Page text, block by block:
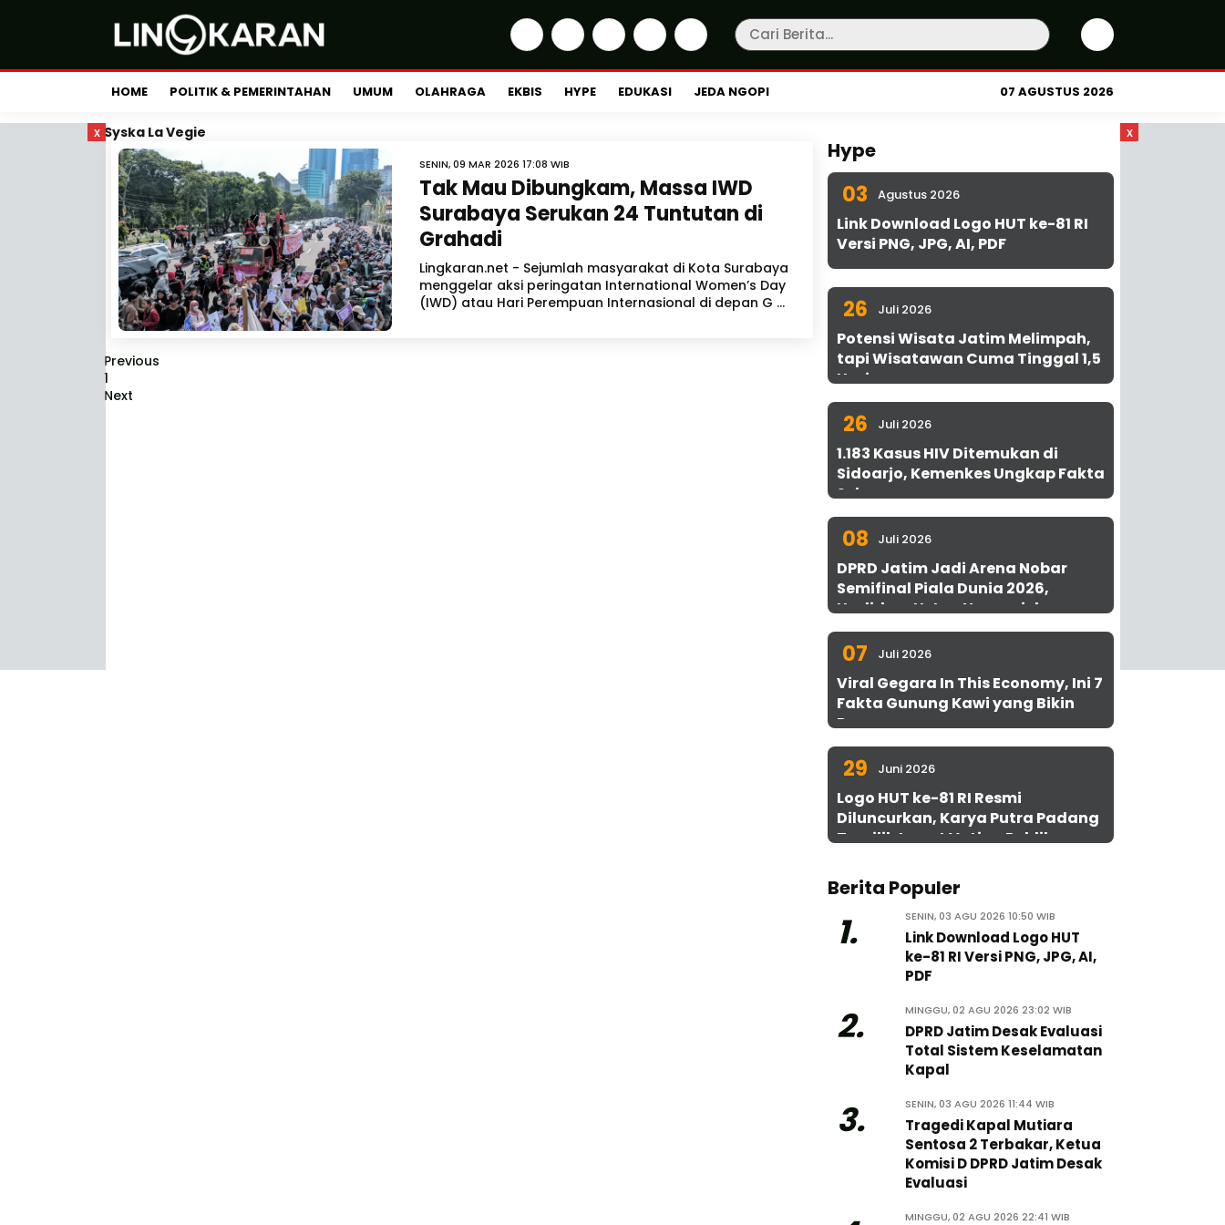
HOME POLITIK & PEMERINTAHAN UMUM OLAHRAGA EKBIS HYPE EDUKASI JEDA NGOPI 07 AGUSTUS 2026
x x
Syska La Vegie
SENIN, 09 MAR 2026 17:08 WIB
Tak Mau Dibungkam, Massa IWD
Surabaya Serukan 24 Tuntutan di
Grahadi
Lingkaran.net - Sejumlah masyarakat di Kota Surabaya
menggelar aksi peringatan International Women’s Day
(IWD) atau Hari Perempuan Internasional di depan G ...
Previous
1
Next
Hype
03 Agustus 2026
Link Download Logo HUT ke-81 RI
Versi PNG, JPG, AI, PDF
26 Juli 2026
Potensi Wisata Jatim Melimpah,
tapi Wisatawan Cuma Tinggal 1,5
Hari
26 Juli 2026
1.183 Kasus HIV Ditemukan di
Sidoarjo, Kemenkes Ungkap Fakta
Sebenarnya
08 Juli 2026
DPRD Jatim Jadi Arena Nobar
Semifinal Piala Dunia 2026,
Hadirkan Uston Nawawi dan
UMKM Gratis untuk 1.000 Warga
07 Juli 2026
Viral Gegara In This Economy, Ini 7
Fakta Gunung Kawi yang Bikin
Penasaran
29 Juni 2026
Logo HUT ke-81 RI Resmi
Diluncurkan, Karya Putra Padang
Terpilih Lewat Voting Publik
Berita Populer
1. SENIN, 03 AGU 2026 10:50 WIB
Link Download Logo HUT
ke-81 RI Versi PNG, JPG, AI,
PDF
2. MINGGU, 02 AGU 2026 23:02 WIB
DPRD Jatim Desak Evaluasi
Total Sistem Keselamatan
Kapal
3. SENIN, 03 AGU 2026 11:44 WIB
Tragedi Kapal Mutiara
Sentosa 2 Terbakar, Ketua
Komisi D DPRD Jatim Desak
Evaluasi
MINGGU, 02 AGU 2026 22:41 WIB